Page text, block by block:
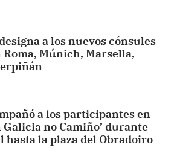
a los nuevos cónsules
Roma, Múnich, Marsella,
a los participantes en
Galicia no Camiño’ durante
hasta la plaza del Obradoiro